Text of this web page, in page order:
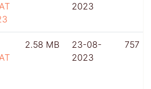
2023
2.58 MB
23-08-
2023
757